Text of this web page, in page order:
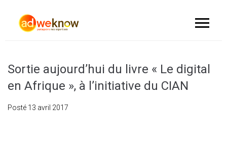
Sortie aujourd’hui du livre « Le digital
en Afrique », à l’initiative du CIAN
Posté 13 avril 2017